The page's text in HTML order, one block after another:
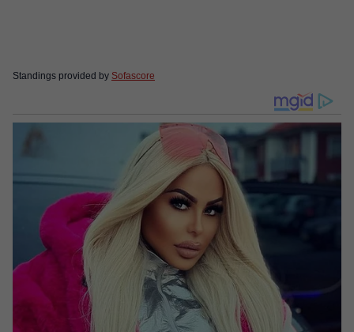
Standings provided by Sofascore